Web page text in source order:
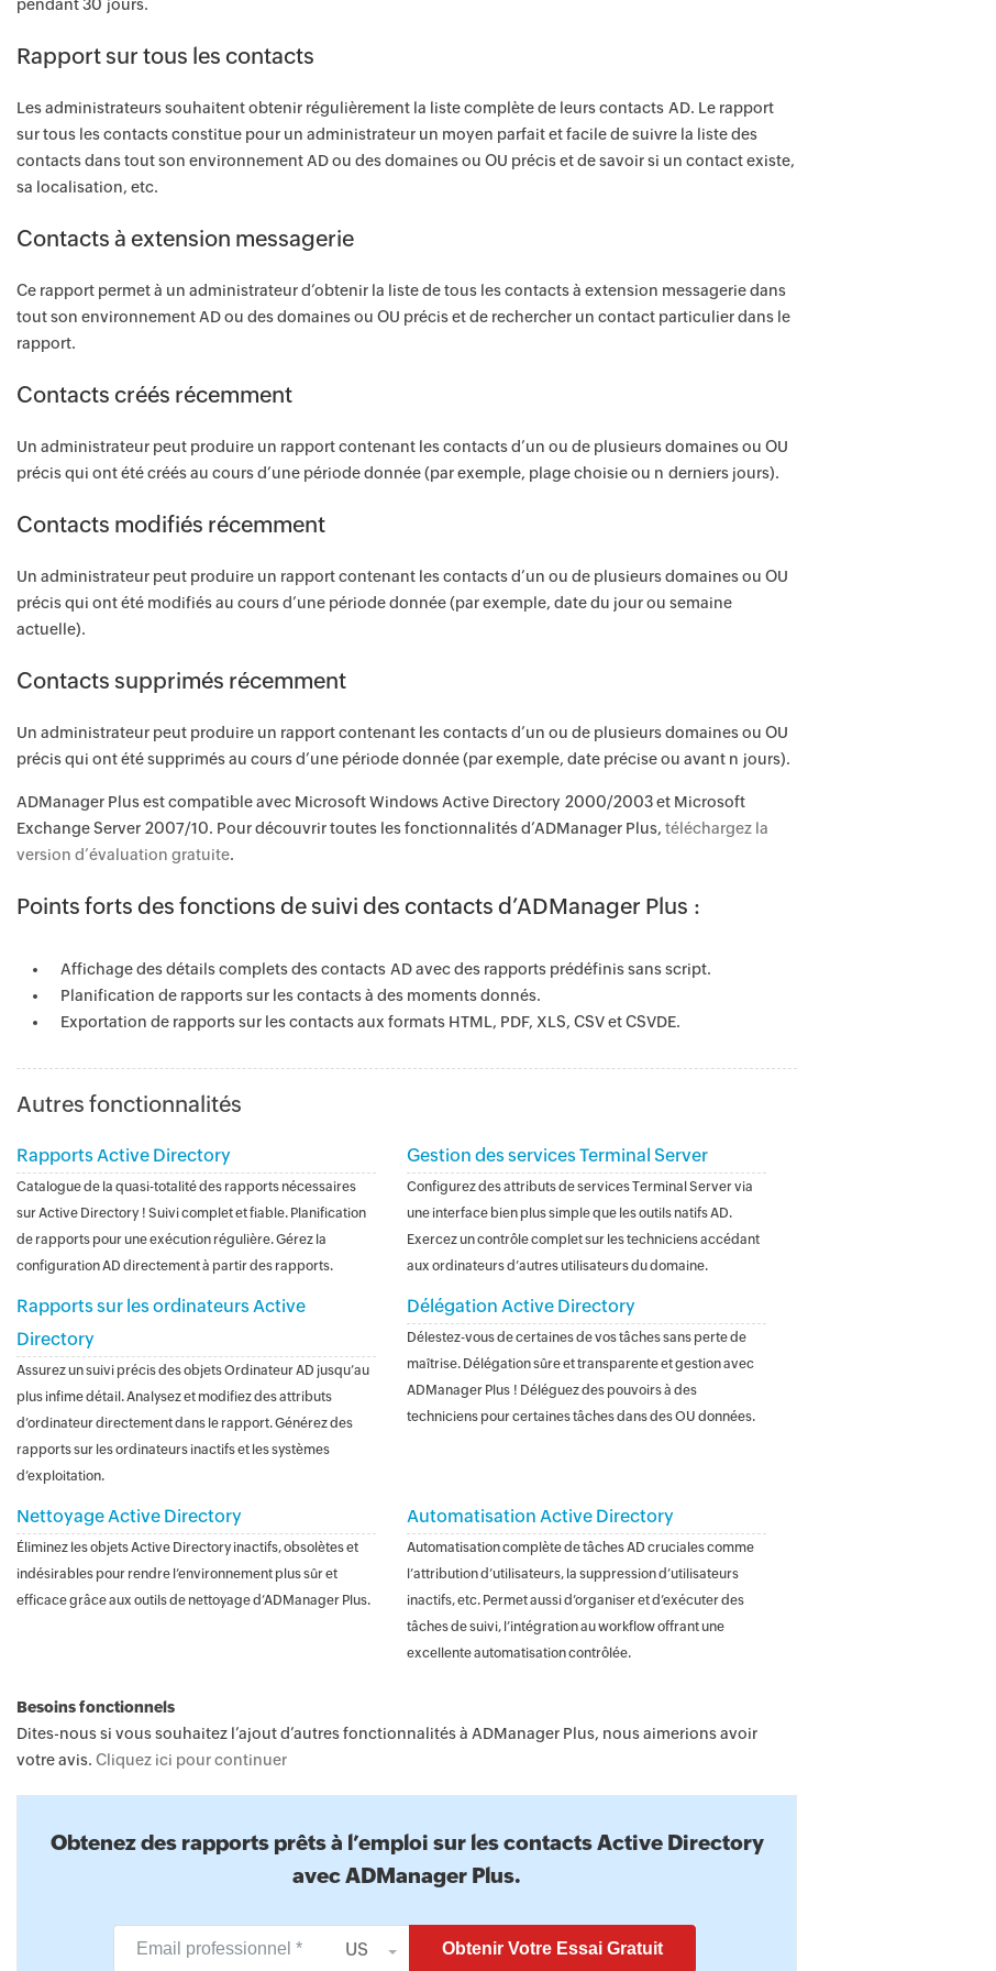
pendant 30 jours.
Rapport sur tous les contacts
Les administrateurs souhaitent obtenir régulièrement la liste complète de leurs contacts AD. Le rapport
sur tous les contacts constitue pour un administrateur un moyen parfait et facile de suivre la liste des
contacts dans tout son environnement AD ou des domaines ou OU précis et de savoir si un contact existe,
sa localisation, etc.
Contacts à extension messagerie
Ce rapport permet à un administrateur d’obtenir la liste de tous les contacts à extension messagerie dans
tout son environnement AD ou des domaines ou OU précis et de rechercher un contact particulier dans le
rapport.
Contacts créés récemment
Un administrateur peut produire un rapport contenant les contacts d’un ou de plusieurs domaines ou OU
précis qui ont été créés au cours d’une période donnée (par exemple, plage choisie ou n derniers jours).
Contacts modifiés récemment
Un administrateur peut produire un rapport contenant les contacts d’un ou de plusieurs domaines ou OU
précis qui ont été modifiés au cours d’une période donnée (par exemple, date du jour ou semaine
actuelle).
Contacts supprimés récemment
Un administrateur peut produire un rapport contenant les contacts d’un ou de plusieurs domaines ou OU
précis qui ont été supprimés au cours d’une période donnée (par exemple, date précise ou avant n jours).
ADManager Plus est compatible avec Microsoft Windows Active Directory 2000/2003 et Microsoft
Exchange Server 2007/10. Pour découvrir toutes les fonctionnalités d’ADManager Plus, téléchargez la
version d’évaluation gratuite.
Points forts des fonctions de suivi des contacts d’ADManager Plus :
Affichage des détails complets des contacts AD avec des rapports prédéfinis sans script.
Planification de rapports sur les contacts à des moments donnés.
Exportation de rapports sur les contacts aux formats HTML, PDF, XLS, CSV et CSVDE.
Autres fonctionnalités
Rapports Active Directory
Catalogue de la quasi-totalité des rapports nécessaires
sur Active Directory ! Suivi complet et fiable. Planification
de rapports pour une exécution régulière. Gérez la
configuration AD directement à partir des rapports.
Gestion des services Terminal Server
Configurez des attributs de services Terminal Server via
une interface bien plus simple que les outils natifs AD.
Exercez un contrôle complet sur les techniciens accédant
aux ordinateurs d’autres utilisateurs du domaine.
Rapports sur les ordinateurs Active
Directory
Assurez un suivi précis des objets Ordinateur AD jusqu’au
plus infime détail. Analysez et modifiez des attributs
d’ordinateur directement dans le rapport. Générez des
rapports sur les ordinateurs inactifs et les systèmes
d’exploitation.
Délégation Active Directory
Délestez-vous de certaines de vos tâches sans perte de
maîtrise. Délégation sûre et transparente et gestion avec
ADManager Plus ! Déléguez des pouvoirs à des
techniciens pour certaines tâches dans des OU données.
Nettoyage Active Directory
Éliminez les objets Active Directory inactifs, obsolètes et
indésirables pour rendre l’environnement plus sûr et
efficace grâce aux outils de nettoyage d’ADManager Plus.
Automatisation Active Directory
Automatisation complète de tâches AD cruciales comme
l’attribution d’utilisateurs, la suppression d’utilisateurs
inactifs, etc. Permet aussi d’organiser et d’exécuter des
tâches de suivi, l’intégration au workflow offrant une
excellente automatisation contrôlée.
Besoins fonctionnels
Dites-nous si vous souhaitez l’ajout d’autres fonctionnalités à ADManager Plus, nous aimerions avoir
votre avis. Cliquez ici pour continuer
Obtenez des rapports prêts à l’emploi sur les contacts Active Directory
avec ADManager Plus.
US